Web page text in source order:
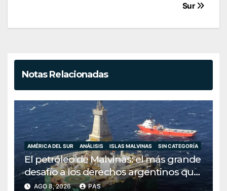
Sur
Notas Relacionadas
AMÉRICA DEL SUR ANÁLISIS ISLAS MALVINAS SIN CATEGORÍA
El petróleo de Malvinas: el más grande
desafío a los derechos argentinos que
Milei ha decidido ignorar
AGO 8, 2026 PAS